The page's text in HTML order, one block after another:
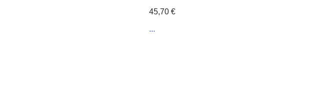
45,70€
...